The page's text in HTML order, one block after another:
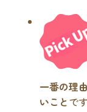
一番の理
いことです